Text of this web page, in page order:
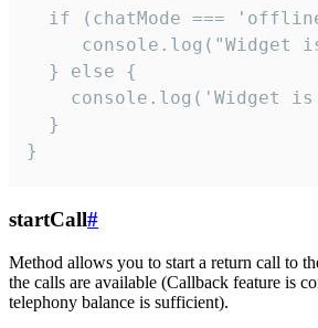
if (chatMode ===
console.log("Widget
  } else {
console.log('Widget is
  }
}
startCall#
Method allows you to start a return call to
the calls are available (Callback feature is
telephony balance is sufficient).